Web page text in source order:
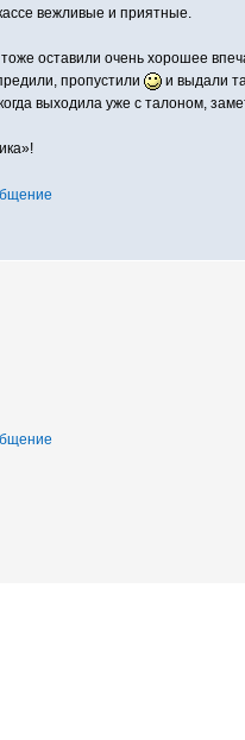
вежливые и приятные.
оставили очень хорошее
пропустили
и выдали
выходила уже с талоном,